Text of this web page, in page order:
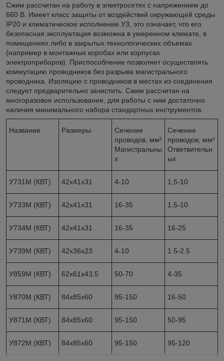
Сжим рассчитан на работу в электросетях с напряжением до
660 В. Имеет класс защиты от воздействий окружающей среды
IP20 и климатическое исполнение У3, это означает, что его
безопасная эксплуатация возможна в умеренном климате, в
помещениях либо в закрытых технологических объемах
(например в монтажных коробах или корпусах
электроприборов). Приспособление позволяет осуществлять
коммутацию проводников без разрыва магистрального
проводника. Изоляцию с проводников в местах из соединения
следует предварительно зачистить. Сжим рассчитан на
многоразовое использование, для работы с ним достаточно
наличия минимального набора стандартных инструментов.
Название Размеры
Сечение
проводов, мм²
Магистральны
х
Сечение
проводов, мм²
Ответвительн
ых
У731М (КВТ) 42х41х31 4-10 1,5-10
У733М (КВТ) 42х41х31 16-35 1,5-10
У734М (КВТ) 42х41х31 16-35 16-25
У739М (КВТ) 42х36х23 4-10 1.5-2.5
У859М (КВТ) 62х61х43,5 50-70 4-35
У870М (КВТ) 84х85х60 95-150 16-50
У871М (КВТ) 84х85х60 95-150 50-95
У872М (КВТ) 84х85х60 95-150 95-120